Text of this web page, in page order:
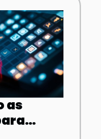
as